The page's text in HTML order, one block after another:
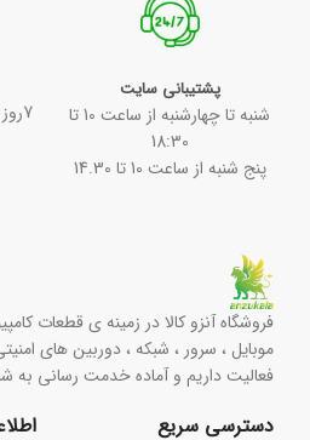
پشتیبانی سایت
شنبه تا چهارشنبه از ساعت 10 تا
18:30
پنج شنبه از ساعت 10 تا 14.30
7روز مهلت تست برای CPU
فروشگاه آنزو کالا در زمینه ی قطعات
موبایل ، سرور ، شبکه ، دوربین های
فعالیت داریم و آماده خدمت رسانی به
دسترسی سریع